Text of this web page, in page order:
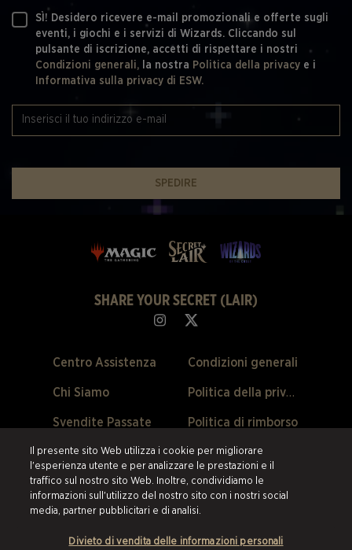
SÌ! Desidero ricevere e-mail promozionali e offerte sugli
eventi, i giochi e i servizi di Wizards. Cliccando sul
pulsante di iscrizione, accetti di rispettare i nostri
Condizioni generali,
la nostra Politica della privacy e i
Informativa sulla privacy di ESW.
SPEDIRE
SHARE YOUR SECRET (LAIR)
Centro Assistenza
Chi Siamo
Svendite Passate
Preferenze Cookie
Condizioni generali
Politica della privacy
Politica di rimborso
©2026 ESW France SAS. Tutti i diritti riservati. Tutti i marchi sono di
proprietà dei loro rispettivi titolari negli Stati Uniti e negli altri paesi.
France SAS è il rivenditore autorizzato e il fornitore di tutti i prodotti e i
Il presente sito Web utilizza i cookie per migliorare
l'esperienza utente e per analizzare le prestazioni e il
traffico sul nostro sito Web. Inoltre, condividiamo le
informazioni sull'utilizzo del nostro sito con i nostri social
media, partner pubblicitari e di analisi.
Divieto di vendita delle informazioni personali